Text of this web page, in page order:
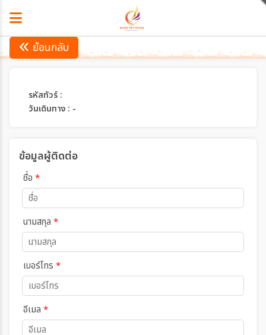
ย้อนกลับ
รหัสทัวร์ :
วันเดินทาง : -
ข้อมูลผู้ติดต่อ
ชื่อ *
นามสกุล *
เบอร์โทร *
อีเมล *